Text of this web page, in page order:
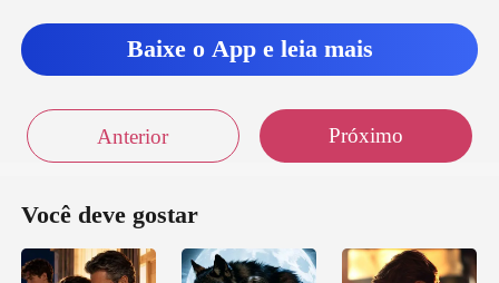
Baixe o App e leia mais
Anterior Próximo
Você deve gostar